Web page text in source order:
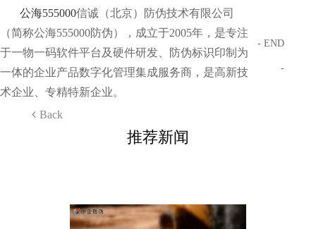
公海555000信诚（北京）防伪技术有限公司
（简称公海555000防伪），成立于2005年，是专注
于一物一码软件平台及硬件研发、防伪标识印制为
一体的企业产品数字化管理集成服务商，是高新技
术企业、专精特新企业。
Back
- END
-
推荐新闻